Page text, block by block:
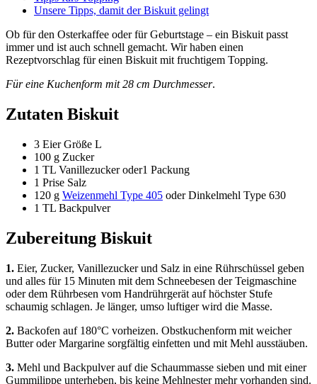
Unsere Tipps, damit der Biskuit gelingt
Ob für den Osterkaffee oder für Geburtstage – ein Biskuit passt
immer und ist auch schnell gemacht. Wir haben einen
Rezeptvorschlag für einen Biskuit mit fruchtigem Topping.
Für eine Kuchenform mit 28 cm Durchmesser.
Zutaten Biskuit
3 Eier Größe L
100 g Zucker
1 TL Vanillezucker oder1 Packung
1 Prise Salz
120 g Weizenmehl Type 405 oder Dinkelmehl Type 630
1 TL Backpulver
Zubereitung Biskuit
1. Eier, Zucker, Vanillezucker und Salz in eine Rührschüssel geben
und alles für 15 Minuten mit dem Schneebesen der Teigmaschine
oder dem Rührbesen vom Handrührgerät auf höchster Stufe
schaumig schlagen. Je länger, umso luftiger wird die Masse.
2. Backofen auf 180°C vorheizen. Obstkuchenform mit weicher
Butter oder Margarine sorgfältig einfetten und mit Mehl ausstäuben.
3. Mehl und Backpulver auf die Schaummasse sieben und mit einer
Gummilippe unterheben, bis keine Mehlnester mehr vorhanden sind.